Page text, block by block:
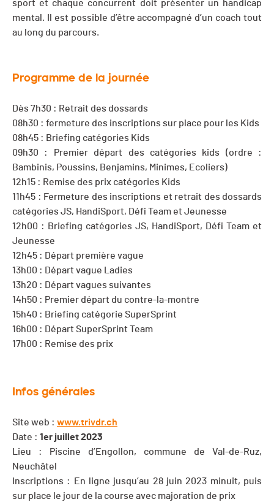
sport et chaque concurrent doit présenter un handicap
mental. Il est possible d’être accompagné d’un coach tout
au long du parcours.
Programme de la journée
Dès 7h30 : Retrait des dossards
08h30 : fermeture des inscriptions sur place pour les Kids
08h45 : Briefing catégories Kids
09h30 : Premier départ des catégories kids (ordre :
Bambinis, Poussins, Benjamins, Minimes, Ecoliers)
12h15 : Remise des prix catégories Kids
11h45 : Fermeture des inscriptions et retrait des dossards
catégories JS, HandiSport, Défi Team et Jeunesse
12h00 : Briefing catégories JS, HandiSport, Défi Team et
Jeunesse
12h45 : Départ première vague
13h00 : Départ vague Ladies
13h20 : Départ vagues suivantes
14h50 : Premier départ du contre-la-montre
15h40 : Briefing catégorie SuperSprint
16h00 : Départ SuperSprint Team
17h00 : Remise des prix
Infos générales
Site web : www.trivdr.ch
Date : 1er juillet 2023
Lieu : Piscine d’Engollon, commune de Val-de-Ruz,
Neuchâtel
Inscriptions : En ligne jusqu’au 28 juin 2023 minuit, puis
sur place le jour de la course avec majoration de prix